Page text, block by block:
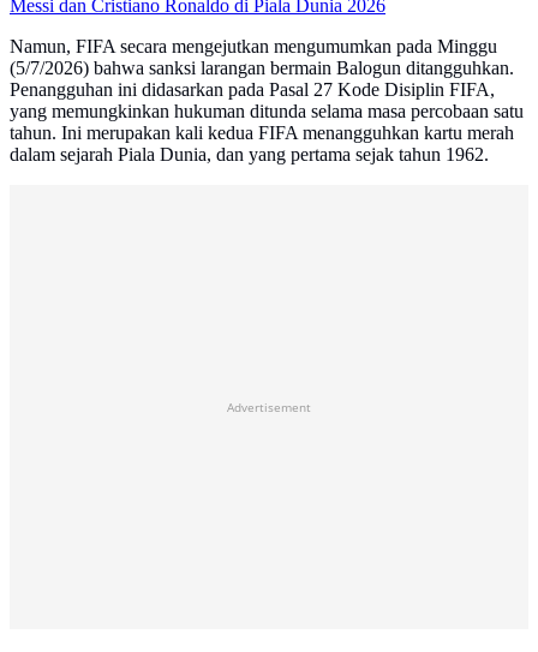
Messi dan Cristiano Ronaldo di Piala Dunia 2026
Namun, FIFA secara mengejutkan mengumumkan pada Minggu
(5/7/2026) bahwa sanksi larangan bermain Balogun ditangguhkan.
Penangguhan ini didasarkan pada Pasal 27 Kode Disiplin FIFA,
yang memungkinkan hukuman ditunda selama masa percobaan satu
tahun. Ini merupakan kali kedua FIFA menangguhkan kartu merah
dalam sejarah Piala Dunia, dan yang pertama sejak tahun 1962.
Advertisement